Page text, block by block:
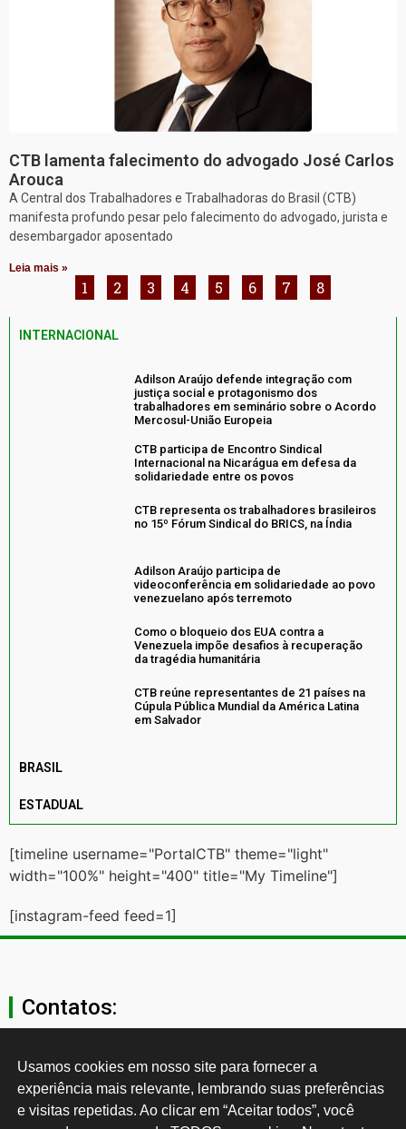
CTB lamenta falecimento do advogado José Carlos
Arouca
A Central dos Trabalhadores e Trabalhadoras do Brasil (CTB)
manifesta profundo pesar pelo falecimento do advogado, jurista e
desembargador aposentado
Leia mais »
1 2 3 4 5 6 7 8
INTERNACIONAL
Adilson Araújo defende integração com
justiça social e protagonismo dos
trabalhadores em seminário sobre o Acordo
Mercosul-União Europeia
CTB participa de Encontro Sindical
Internacional na Nicarágua em defesa da
solidariedade entre os povos
CTB representa os trabalhadores brasileiros
no 15º Fórum Sindical do BRICS, na Índia
Adilson Araújo participa de
videoconferência em solidariedade ao povo
venezuelano após terremoto
Como o bloqueio dos EUA contra a
Venezuela impõe desafios à recuperação
da tragédia humanitária
CTB reúne representantes de 21 países na
Cúpula Pública Mundial da América Latina
em Salvador
BRASIL
ESTADUAL
[timeline username="PortalCTB" theme="light"
width="100%" height="400" title="My Timeline"]
[instagram-feed feed=1]
Contatos:
secgeral@ctb.org.br
11 3874-0040
Usamos cookies em nosso site para fornecer a
experiência mais relevante, lembrando suas preferências
e visitas repetidas. Ao clicar em “Aceitar todos”, você